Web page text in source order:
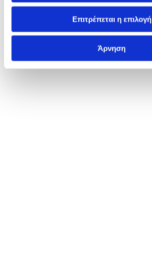
Επιτρέπεται η επιλογή
Άρνηση